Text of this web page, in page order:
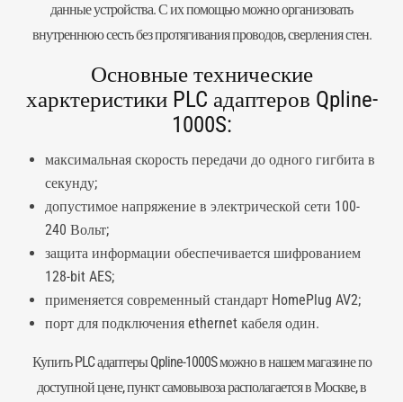
данные устройства. С их помощью можно организовать
внутреннюю сесть без протягивания проводов, сверления стен.
Основные технические
харктеристики PLC адаптеров Qpline-
1000S:
максимальная скорость передачи до одного гигбита в
секунду;
допустимое напряжение в электрической сети 100-
240 Вольт;
защита информации обеспечивается шифрованием
128-bit AES;
применяется современный стандарт HomePlug AV2;
порт для подключения ethernet кабеля один.
КупитьPLC адаптерыQpline-1000S можно в нашем магазине по
доступной цене, пункт самовывоза располагается в Москве, в